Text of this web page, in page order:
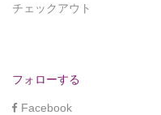
チェックアウト
フォローする
Facebook